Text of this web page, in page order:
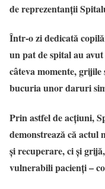
de reprezentanții
Într-o zi dedicată
un pat de spital au
câteva momente,
bucuria unor daruri
Prin astfel de acțiuni,
demonstrează că actul
și recuperare, ci și
vulnerabili pacienți –